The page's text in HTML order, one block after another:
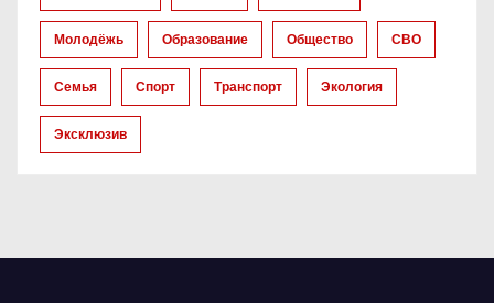
а
п
и
с
м
Молодёжь Образование Общество СВО
Семья Спорт Транспорт Экология
Эксклюзив